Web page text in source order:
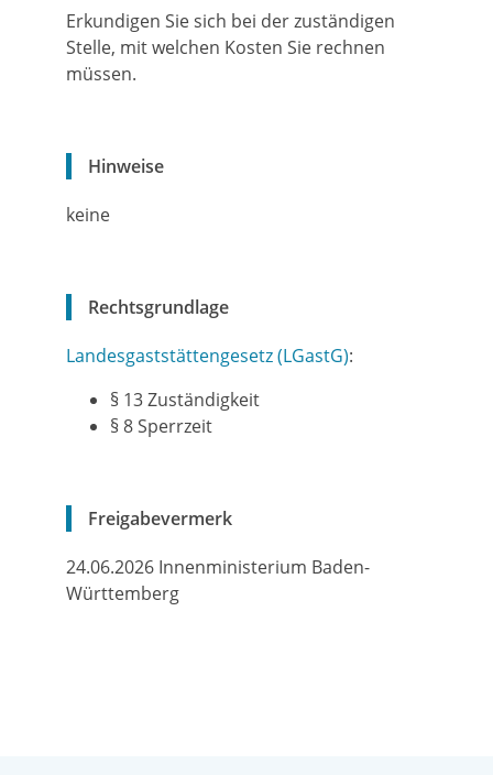
Erkundigen Sie sich bei der zuständigen
Stelle, mit welchen Kosten Sie rechnen
müssen.
Hinweise
keine
Rechtsgrundlage
Landesgaststättengesetz (LGastG):
§ 13 Zuständigkeit
§ 8 Sperrzeit
Freigabevermerk
24.06.2026 Innenministerium Baden-
Württemberg